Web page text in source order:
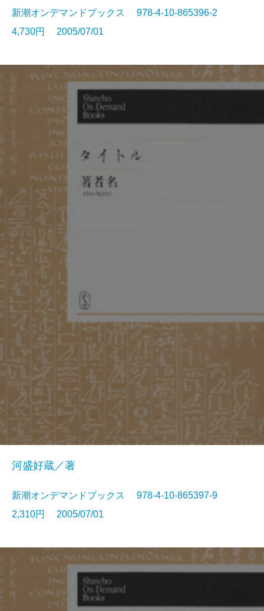
新潮オンデマンドブックス 978-4-10-865396-2
4,730円 2005/07/01
河盛好蔵／著
新潮オンデマンドブックス 978-4-10-865397-9
2,310円 2005/07/01